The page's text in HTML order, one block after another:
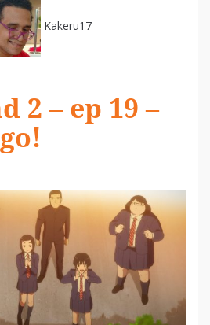
Kakeru17
2 – ep 19 –